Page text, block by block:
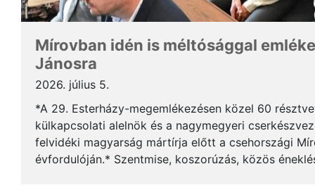
Mírovban idén is méltósággal
Jánosra
2026. július 5.
*A 29. Esterházy-megemlékezésen közel 60
külkapcsolati alelnök és a nagymegyeri
felvidéki magyarság mártírja előtt a csehországi
évfordulóján.* Szentmise, koszorúzás, közös